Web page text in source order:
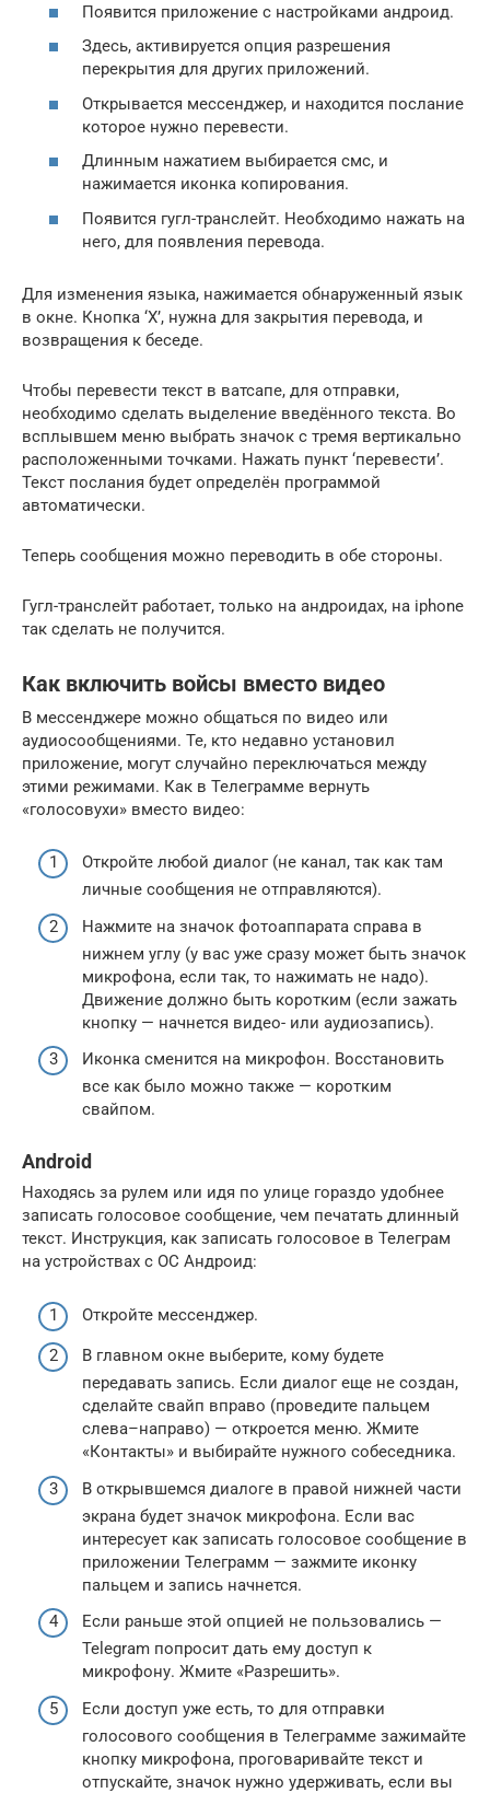
Появится приложение с настройками андроид.
Здесь, активируется опция разрешения
перекрытия для других приложений.
Открывается мессенджер, и находится послание
которое нужно перевести.
Длинным нажатием выбирается смс, и
нажимается иконка копирования.
Появится гугл-транслейт. Необходимо нажать на
него, для появления перевода.
Для изменения языка, нажимается обнаруженный язык
в окне. Кнопка ‘Х’, нужна для закрытия перевода, и
возвращения к беседе.
Чтобы перевести текст в ватсапе, для отправки,
необходимо сделать выделение введённого текста. Во
всплывшем меню выбрать значок с тремя вертикально
расположенными точками. Нажать пункт ‘перевести’.
Текст послания будет определён программой
автоматически.
Теперь сообщения можно переводить в обе стороны.
Гугл-транслейт работает, только на андроидах, на iphone
так сделать не получится.
Как включить войсы вместо видео
В мессенджере можно общаться по видео или
аудиосообщениями. Те, кто недавно установил
приложение, могут случайно переключаться между
этими режимами. Как в Телеграмме вернуть
«голосовухи» вместо видео:
Откройте любой диалог (не канал, так как там
личные сообщения не отправляются).
Нажмите на значок фотоаппарата справа в
нижнем углу (у вас уже сразу может быть значок
микрофона, если так, то нажимать не надо).
Движение должно быть коротким (если зажать
кнопку — начнется видео- или аудиозапись).
Иконка сменится на микрофон. Восстановить
все как было можно также — коротким
свайпом.
Android
Находясь за рулем или идя по улице гораздо удобнее
записать голосовое сообщение, чем печатать длинный
текст. Инструкция, как записать голосовое в Телеграм
на устройствах с ОС Андроид:
Откройте мессенджер.
В главном окне выберите, кому будете
передавать запись. Если диалог еще не создан,
сделайте свайп вправо (проведите пальцем
слева–направо) — откроется меню. Жмите
«Контакты» и выбирайте нужного собеседника.
В открывшемся диалоге в правой нижней части
экрана будет значок микрофона. Если вас
интересует как записать голосовое сообщение в
приложении Телеграмм — зажмите иконку
пальцем и запись начнется.
Если раньше этой опцией не пользовались —
Telegram попросит дать ему доступ к
микрофону. Жмите «Разрешить».
Если доступ уже есть, то для отправки
голосового сообщения в Телеграмме зажимайте
кнопку микрофона, проговаривайте текст и
отпускайте, значок нужно удерживать, если вы